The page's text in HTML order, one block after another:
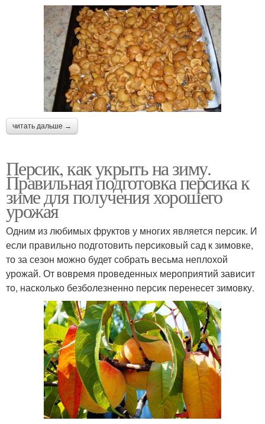
читать дальше →
Персик, как укрыть на зиму.
Правильная подготовка персика к
зиме для получения хорошего
урожая
Одним из любимых фруктов у многих является персик. И
если правильно подготовить персиковый сад к зимовке,
то за сезон можно будет собрать весьма неплохой
урожай. От вовремя проведенных мероприятий зависит
то, насколько безболезненно персик перенесет зимовку.